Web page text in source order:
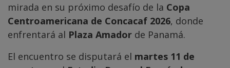
mirada en su próximo desafío de la Copa
Centroamericana de Concacaf 2026, donde
enfrentará al Plaza Amador de Panamá.
El encuentro se disputará el martes 11 de